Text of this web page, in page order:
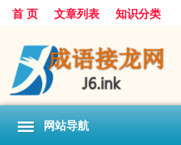
首 页 文章列表 知识分类
网站导航